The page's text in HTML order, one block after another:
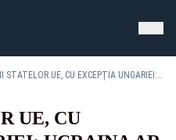
LIDERII STATELOR UE, CU EXCEPȚIA UNGARIEI: UCRAINA AR TREBUI SĂ AIBĂ LIBERTATEA DE A-ŞI DECIDE VIITORUL
UE, CU